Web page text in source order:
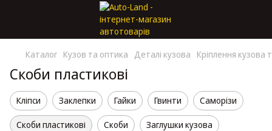
Каталог Кузов та оптика Деталі кузова Кріплення кузова
Скоби пластикові
Кліпси Заклепки Гайки Гвинти Саморізи
Скоби пластикові Скоби Заглушки кузова